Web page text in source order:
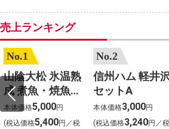
売上ランキング
No.1
山陰大松 氷温熟
成 煮魚・焼魚セ
ット(10食)
本体価格5,000円
(税込価格5,400円／税
No.2
信州ハム 軽井
セットA
本体価格3,000円
(税込価格3,240円／税